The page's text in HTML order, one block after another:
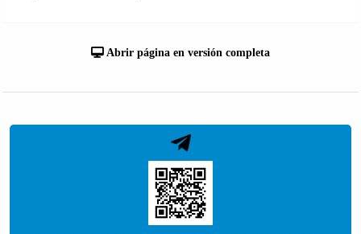
Abrir página en versión completa